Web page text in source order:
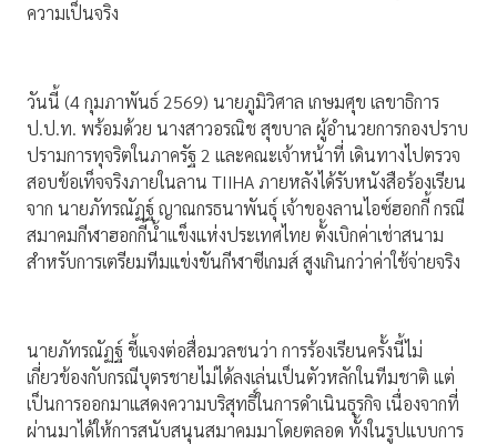
ความเป็นจริง
วันนี้ (4 กุมภาพันธ์ 2569) นายภูมิวิศาล เกษมศุข เลขาธิการ
ป.ป.ท. พร้อมด้วย นางสาวอรณิช สุขบาล ผู้อำนวยการกองปราบ
ปรามการทุจริตในภาครัฐ 2 และคณะเจ้าหน้าที่ เดินทางไปตรวจ
สอบข้อเท็จจริงภายในลาน TIIHA ภายหลังได้รับหนังสือร้องเรียน
จาก นายภัทรณัฏฐ์ ญาณกรธนาพันธุ์ เจ้าของลานไอซ์ฮอกกี้ กรณี
สมาคมกีฬาฮอกกี้น้ำแข็งแห่งประเทศไทย ตั้งเบิกค่าเช่าสนาม
สำหรับการเตรียมทีมแข่งขันกีฬาซีเกมส์ สูงเกินกว่าค่าใช้จ่ายจริง
นายภัทรณัฏฐ์ ชี้แจงต่อสื่อมวลชนว่า การร้องเรียนครั้งนี้ไม่
เกี่ยวข้องกับกรณีบุตรชายไม่ได้ลงเล่นเป็นตัวหลักในทีมชาติ แต่
เป็นการออกมาแสดงความบริสุทธิ์ในการดำเนินธุรกิจ เนื่องจากที่
ผ่านมาได้ให้การสนับสนุนสมาคมมาโดยตลอด ทั้งในรูปแบบการ